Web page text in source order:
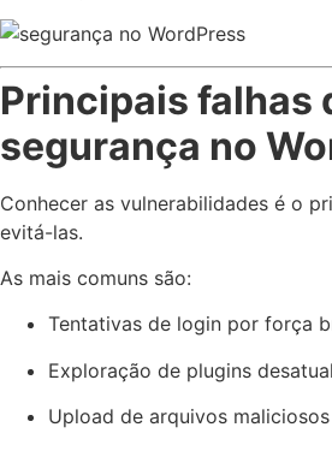
Principais falhas
segurança no
Conhecer as vulnerabilidades é o
evitá-las.
As mais comuns são:
Tentativas de login por força
Exploração de plugins
Upload de arquivos maliciosos